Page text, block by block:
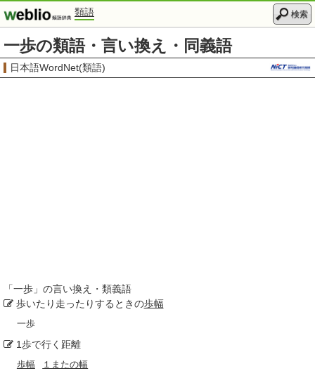
類語 検索
一歩の類語・言い換え・同義語
日本語WordNet(類語)
「一歩 」の言い換え・類義語
歩いたり走ったりするときの歩幅
一歩
1歩で行く距離
歩幅 １またの幅